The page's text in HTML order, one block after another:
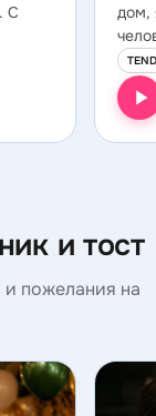
С
дом,
и тост
и пожелания на